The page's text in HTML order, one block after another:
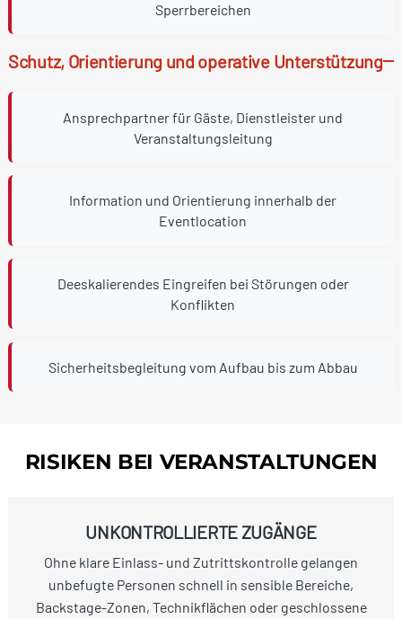
Sperrbereichen
Schutz, Orientierung und operative Unterstützung
Ansprechpartner für Gäste, Dienstleister und
Veranstaltungsleitung
Information und Orientierung innerhalb der
Eventlocation
Deeskalierendes Eingreifen bei Störungen oder
Konflikten
Sicherheitsbegleitung vom Aufbau bis zum Abbau
RISIKEN BEI VERANSTALTUNGEN
UNKONTROLLIERTE ZUGÄNGE
Ohne klare Einlass- und Zutrittskontrolle gelangen
unbefugte Personen schnell in sensible Bereiche,
Backstage-Zonen, Technikflächen oder geschlossene